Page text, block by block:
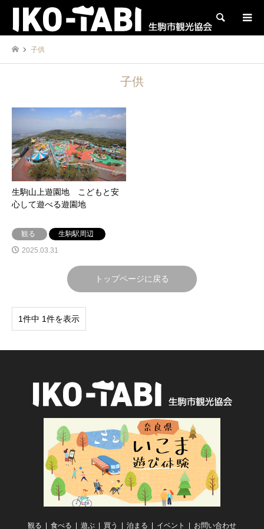
検索
子供
子供
生駒山上遊園地 こどもと安
心して遊べる遊園地
観る
生駒駅周辺
2025.03.31
トップページに戻る
1件中 1件を表示
観る 食べる 遊ぶ 買う 泊まる イベント お問い合わせ